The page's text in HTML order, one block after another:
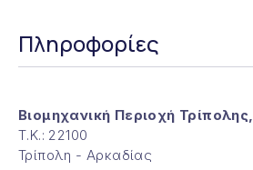
Πληροφορίες
Βιομηχανική Περιοχή Τρίπολης,
Τ.Κ.: 22100
Τρίπολη - Αρκαδίας